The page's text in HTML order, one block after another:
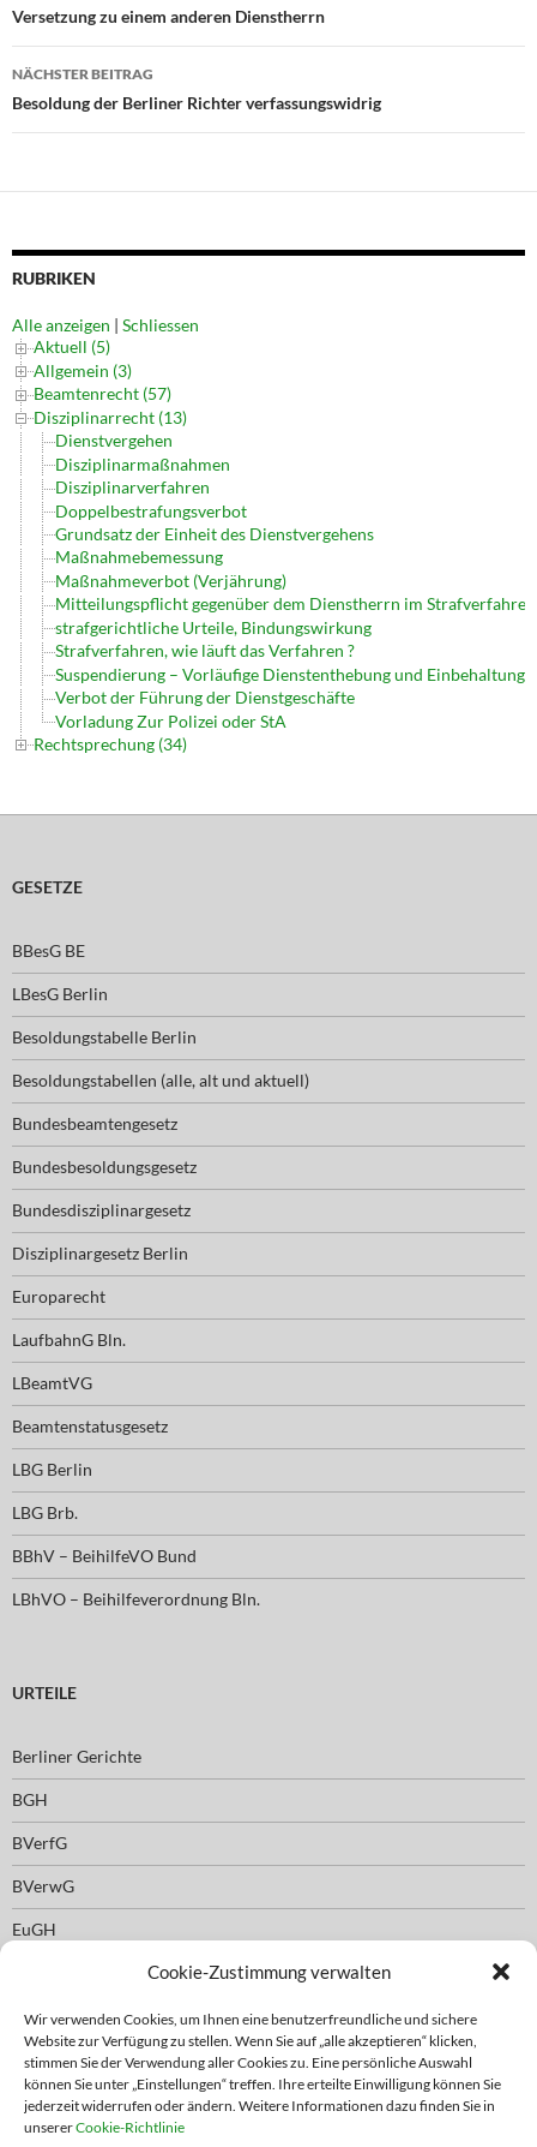
Cookie-Zustimmung verwalten
Wir verwenden Cookies, um Ihnen eine benutzerfreundliche und sichere
Website zur Verfügung zu stellen. Wenn Sie auf „alle akzeptieren“ klicken,
stimmen Sie der Verwendung aller Cookies zu. Eine persönliche Auswahl
können Sie unter „Einstellungen“ treffen. Ihre erteilte Einwilligung können Sie
jederzeit widerrufen oder ändern. Weitere Informationen dazu finden Sie in
unsererCookie-Richtlinie
Navigation
Versetzung zu einem anderen Dienstherrn
NÄCHSTER BEITRAG
Besoldung der Berliner Richter verfassungswidrig
RUBRIKEN
Alle anzeigen | Schliessen
Aktuell (5)
Allgemein (3)
Beamtenrecht (57)
Disziplinarrecht (13)
Dienstvergehen
Disziplinarmaßnahmen
Disziplinarverfahren
Doppelbestrafungsverbot
Grundsatz der Einheit des Dienstvergehens
Maßnahmebemessung
Maßnahmeverbot (Verjährung)
Mitteilungspflicht gegenüber dem Dienstherrn im Strafverfahren
strafgerichtliche Urteile, Bindungswirkung
Strafverfahren, wie läuft das Verfahren ?
Suspendierung – Vorläufige Dienstenthebung und Einbehaltung
Verbot der Führung der Dienstgeschäfte
Vorladung Zur Polizei oder StA
Rechtsprechung (34)
GESETZE
BBesG BE
LBesG Berlin
Besoldungstabelle Berlin
Besoldungstabellen (alle, alt und aktuell)
Bundesbeamtengesetz
Bundesbesoldungsgesetz
Bundesdisziplinargesetz
Disziplinargesetz Berlin
Europarecht
LaufbahnG Bln.
LBeamtVG
Beamtenstatusgesetz
LBG Berlin
LBG Brb.
BBhV – BeihilfeVO Bund
LBhVO – Beihilfeverordnung Bln.
URTEILE
Berliner Gerichte
BGH
BVerfG
BVerwG
EuGH
EMPFEHLUNG FACHKANZLEIEN ANDERE RECHTSGEBIETE
empfohlene Rechtsanwaltskanzleien für andere Rechtsgebiete